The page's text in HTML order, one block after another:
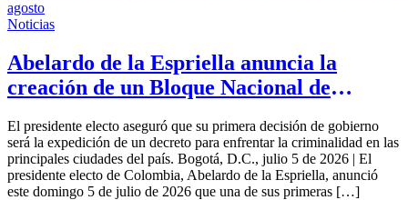
Noticias
Abelardo de la Espriella anuncia la
creación de un Bloque Nacional de
urbana desde el 7 de agosto
El presidente electo aseguró que su primera decisión de gobierno
será la expedición de un decreto para enfrentar la criminalidad en las
principales ciudades del país. Bogotá, D.C., julio 5 de 2026 | El
presidente electo de Colombia, Abelardo de la Espriella, anunció
este domingo 5 de julio de 2026 que una de sus primeras […]